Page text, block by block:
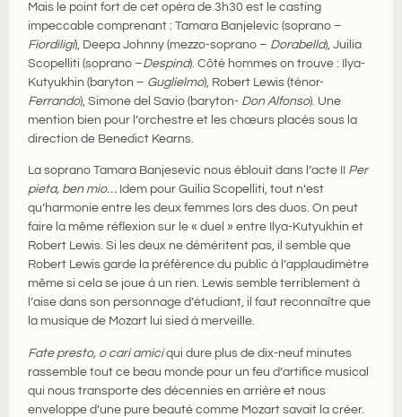
Mais le point fort de cet opéra de 3h30 est le casting
impeccable comprenant : Tamara Banjelevic (soprano –
Fiordiligi), Deepa Johnny (mezzo-soprano – Dorabella), Juilia
Scopelliti (soprano –Despina). Côté hommes on trouve : Ilya-
Kutyukhin (baryton – Guglielmo), Robert Lewis (ténor-
Ferrando), Simone del Savio (baryton- Don Alfonso). Une
mention bien pour l’orchestre et les chœurs placés sous la
direction de Benedict Kearns.
La soprano Tamara Banjesevic nous éblouit dans l’acte II Per
pieta, ben mio… Idem pour Guilia Scopelliti, tout n’est
qu’harmonie entre les deux femmes lors des duos. On peut
faire la même réflexion sur le « duel » entre Ilya-Kutyukhin et
Robert Lewis. Si les deux ne déméritent pas, il semble que
Robert Lewis garde la préférence du public à l’applaudimètre
même si cela se joue à un rien. Lewis semble terriblement à
l’aise dans son personnage d’étudiant, il faut reconnaître que
la musique de Mozart lui sied à merveille.
Fate presto, o cari amiciqui dure plus de dix-neuf minutes
rassemble tout ce beau monde pour un feu d’artifice musical
qui nous transporte des décennies en arrière et nous
enveloppe d’une pure beauté comme Mozart savait la créer.